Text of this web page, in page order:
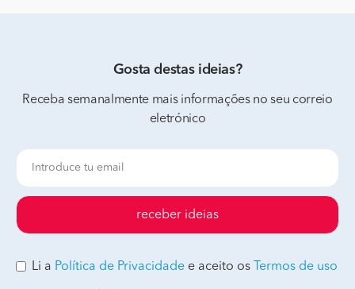
Gosta destas ideias?
Receba semanalmente mais informações no seu correio
eletrónico
receber ideias
Li a Política de Privacidade e aceito os Termos de uso